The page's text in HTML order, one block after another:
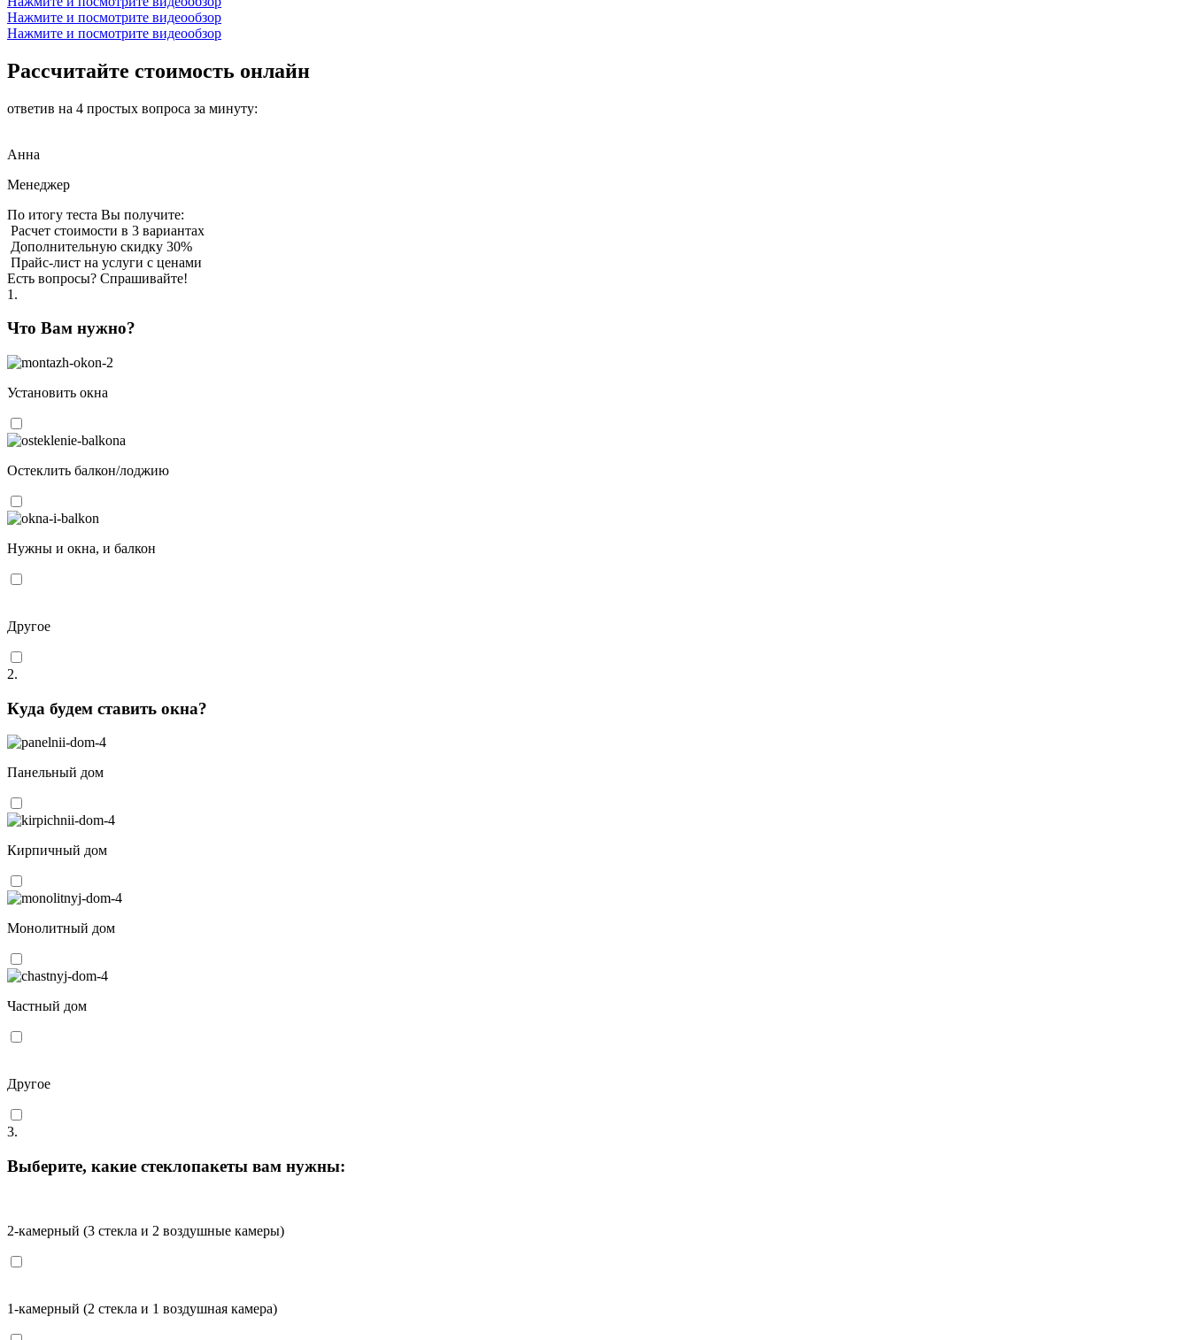
Нажмите и посмотрите видеообзор
Нажмите и посмотрите видеообзор
Рассчитайте стоимость онлайн
ответив на 4 простых вопроса за минуту:
Анна
Менеджер
По итогу теста Вы получите:
Расчет стоимости в 3 вариантах
Дополнительную скидку 30%
Прайс-лист на услуги с ценами
Есть вопросы? Спрашивайте!
1.
Что Вам нужно?
Установить окна
Остеклить балкон/лоджию
Нужны и окна, и балкон
Другое
2.
Куда будем ставить окна?
Панельный дом
Кирпичный дом
Монолитный дом
Частный дом
Другое
3.
Выберите, какие стеклопакеты вам нужны:
2-камерный (3 стекла и 2 воздушные камеры)
1-камерный (2 стекла и 1 воздушная камера)